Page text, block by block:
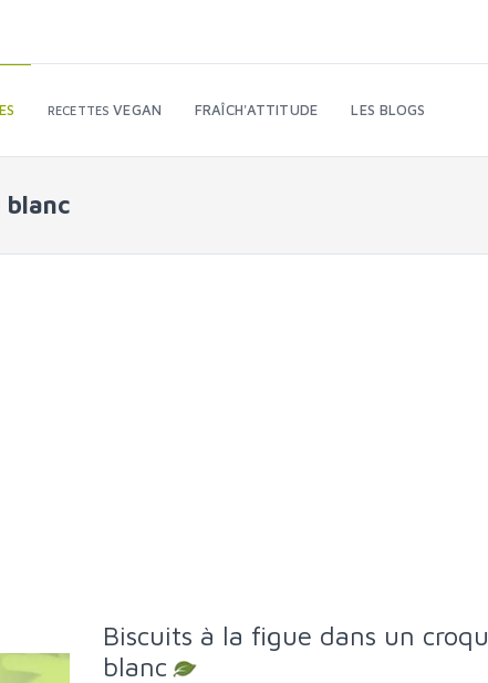
RECETTESVEGAN FRAÎCH'ATTITUDE LES BLOGS
blanc
Biscuits à la figue dans un
blanc